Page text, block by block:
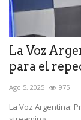
La Voz
para el
Ago 5, 2025 975
La Voz Argentina: